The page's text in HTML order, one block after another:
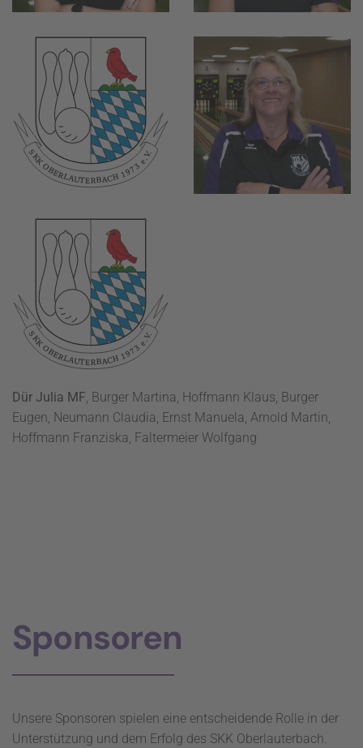
Dür Julia MF, Burger Martina, Hoffmann Klaus, Burger
Eugen, Neumann Claudia, Ernst Manuela, Arnold Martin,
Hoffmann Franziska, Faltermeier Wolfgang
Sponsoren
Unsere Sponsoren spielen eine entscheidende Rolle in der
Unterstützung und dem Erfolg des SKK Oberlauterbach.